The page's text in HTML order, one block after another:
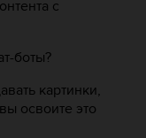
с
боты?
картинки,
освоите это